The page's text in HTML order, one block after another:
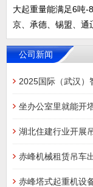
大起重量能满足6吨-
京、承德、锡盟、通
公司新闻
2025国际（武汉
坐办公室里就能开
湖北住建行业开展
赤峰机械租赁吊车
赤峰塔式起重机设